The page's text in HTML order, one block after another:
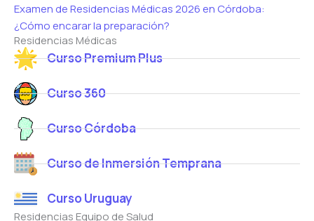
Examen de Residencias Médicas 2026 en Córdoba:
¿Cómo encarar la preparación?
Residencias Médicas
Curso Premium Plus
Curso 360
Curso Córdoba
Curso de Inmersión Temprana
Curso Uruguay
Residencias Equipo de Salud